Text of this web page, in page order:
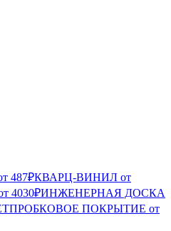
487₽КВАРЦ-ВИНИЛ от
4030₽ИНЖЕНЕРНАЯ ДОСКА
ПРОБКОВОЕ ПОКРЫТИЕ от